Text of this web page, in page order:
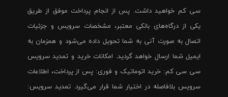
سی کم خواهید داشت. پس از انجام پرداخت موفق از طریق
یکی از درگاه‌های بانکی معتبر، مشخصات سرویس و جزئیات
اتصال به صورت آنی به شما تحویل داده می‌شود و همزمان به
ایمیل شما ارسال خواهد گردید. امکانات خرید و تمدید سرویس
سی سی کم: خرید اتوماتیک و فوری: پس از پرداخت، اطلاعات
سرویس بلافاصله در اختیار شما قرار می‌گیرد. تمدید سرویس: